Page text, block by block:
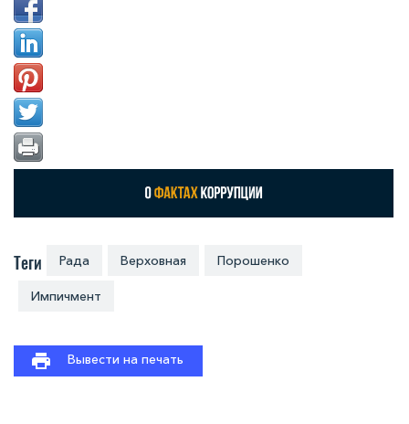
Теги Рада Верховная Порошенко
Импичмент
Вывести на печать